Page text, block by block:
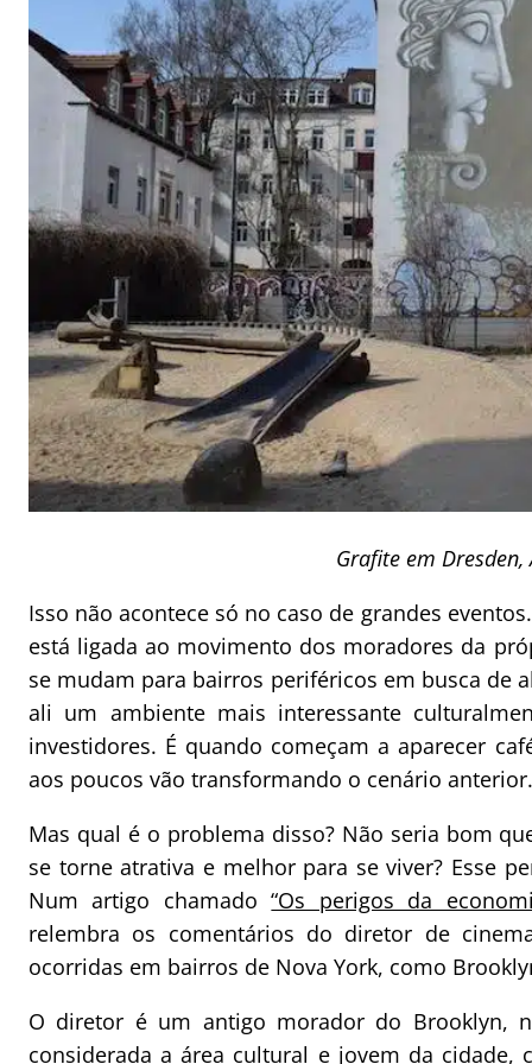
Grafite em Dresden,
Isso não acontece só no caso de grandes
está ligada ao movimento dos moradores da
se mudam para bairros periféricos em busca de
ali um ambiente mais interessante
investidores. É quando começam a aparecer
aos poucos vão transformando o cenário
Mas qual é o problema disso? Não seria bom
se torne atrativa e melhor para se viver? Esse
Num artigo chamado“Os perigos da
relembra os comentários do diretor de
ocorridas em bairros de Nova York, como
O diretor é um antigo morador do Brooklyn,
considerada a área cultural e jovem da cidade,